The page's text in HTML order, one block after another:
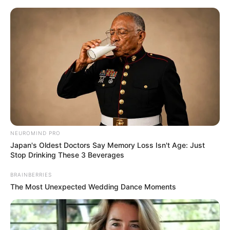
HOME
Home > Acs e ACE > Câmara dos Deputados > JASB >
Notícia
ACS e ACE podem ser beneficiados: Câmara aprova acúmulo
NEUROMIND PRO
Japan's Oldest Doctors Say Memory Loss Isn't Age: Just
Stop Drinking These 3 Beverages
BRAINBERRIES
The Most Unexpected Wedding Dance Moments